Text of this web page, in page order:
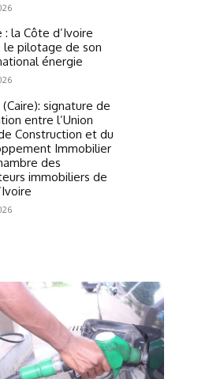
: la Côte d’Ivoire
le pilotage de son
énergie
signature de
entre l’Union
Construction et du
Immobilier
des
immobiliers de